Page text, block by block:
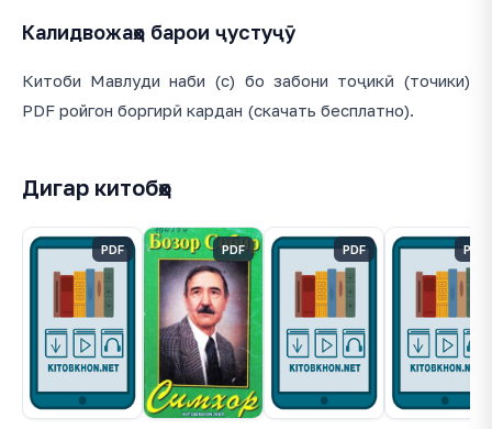
Калидвожаҳо барои ҷустуҷӯ
Китоби Мавлуди наби (с) бо забони тоҷикӣ (точики)
PDF ройгон боргирӣ кардан (скачать бесплатно).
Дигар китобҳо
PDF PDF PDF PDF